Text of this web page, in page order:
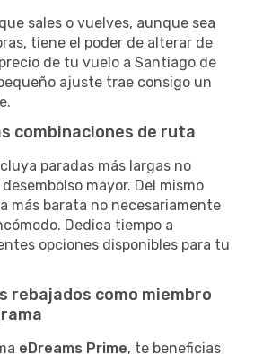
sales o vuelves, aunque sea
tiene el poder de alterar de
de tu vuelo a Santiago de
ajuste trae consigo un
combinaciones de ruta
paradas más largas no
mayor. Del mismo
más barata no necesariamente
Dedica tiempo a
opciones disponibles para tu
rebajados como miembro
eDreams Prime, te beneficias